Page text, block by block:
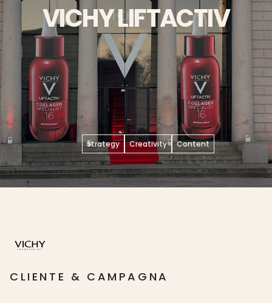
VICHYLIFTACTIV
Strategy Creativity Content
CLIENTE & CAMPAGNA